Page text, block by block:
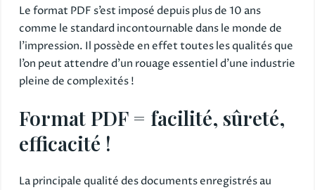
Le format PDF s’est imposé depuis plus de 10 ans
comme le standard incontournable dans le monde de
l’impression. Il possède en effet toutes les qualités que
l’on peut attendre d’un rouage essentiel d’une industrie
pleine de complexités !
Format PDF = facilité, sûreté,
efficacité !
La principale qualité des documents enregistrés au